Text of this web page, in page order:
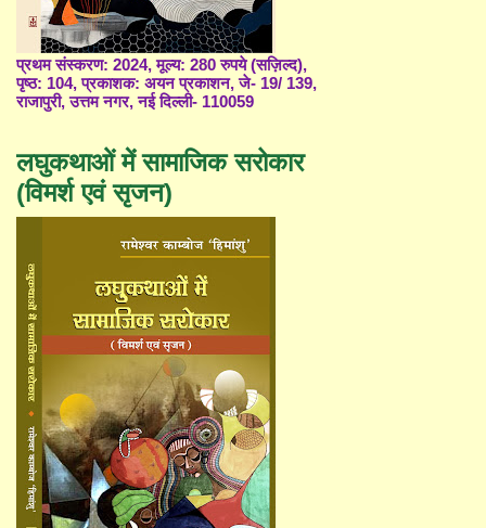
प्रथम संस्करण: 2024, मूल्य: 280 रुपये (सज़िल्द),
पृष्ठ: 104, प्रकाशक: अयन प्रकाशन, जे- 19/ 139,
राजापुरी, उत्तम नगर, नई दिल्ली- 110059
लघुकथाओं में सामाजिक सरोकार
(विमर्श एवं सृजन)